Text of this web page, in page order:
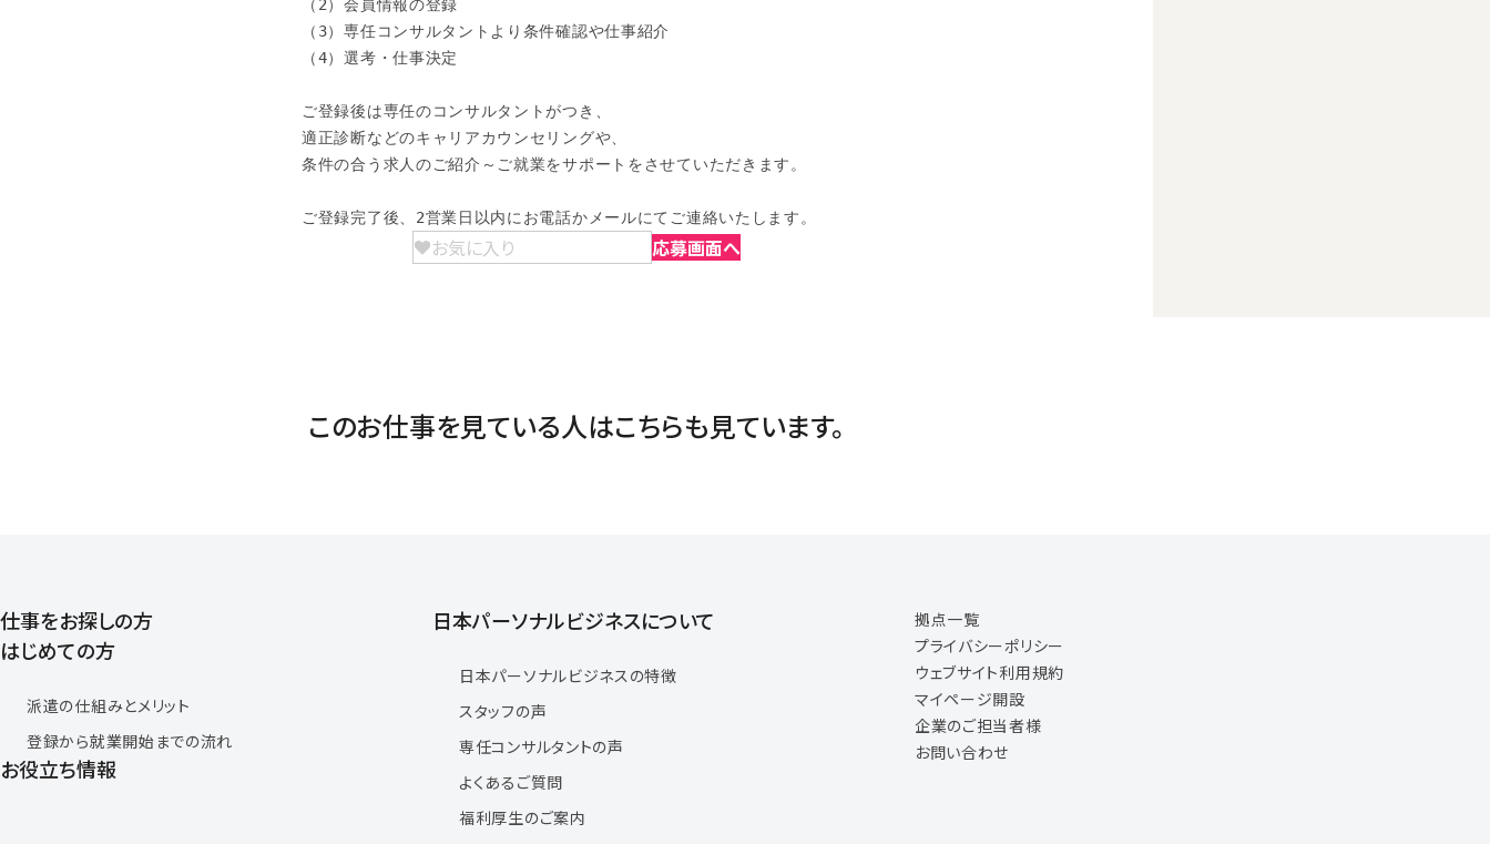
（2）会員情報の登録
（3）専任コンサルタントより条件確認や仕事紹介
（4）選考・仕事決定
ご登録後は専任のコンサルタントがつき、
適正診断などのキャリアカウンセリングや、
条件の合う求人のご紹介～ご就業をサポートをさせていただきます。
ご登録完了後、2営業日以内にお電話かメールにてご連絡いたします。
お気に入り 応募画面へ
このお仕事を見ている人はこちらも見ています。
仕事をお探しの方
はじめての方
派遣の仕組みとメリット
登録から就業開始までの流れ
お役立ち情報
日本パーソナルビジネスについて
日本パーソナルビジネスの特徴
スタッフの声
専任コンサルタントの声
よくあるご質問
福利厚生のご案内
拠点一覧
プライバシーポリシー
ウェブサイト利用規約
マイページ開設
企業のご担当者様
お問い合わせ